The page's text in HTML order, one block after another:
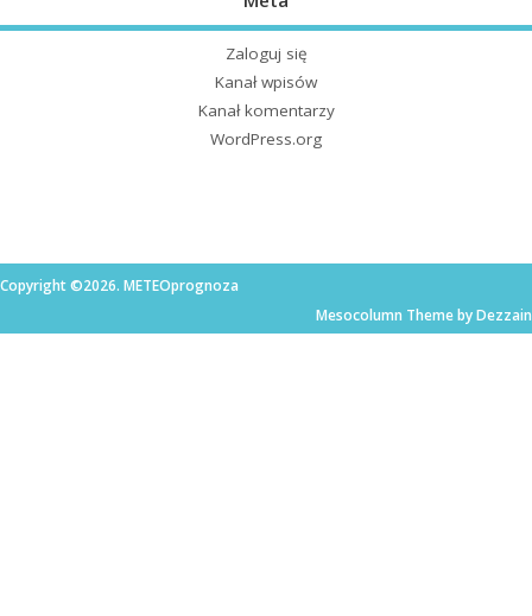
Zaloguj się
Kanał wpisów
Kanał komentarzy
WordPress.org
Copyright ©2026. METEOprognoza
Mesocolumn Theme by Dezzain